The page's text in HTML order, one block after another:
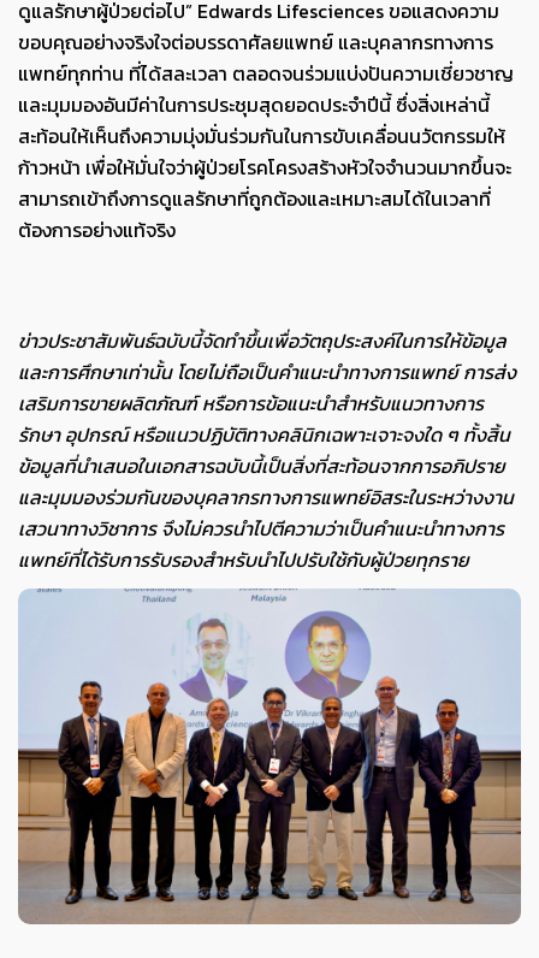
ดูแลรักษาผู้ป่วยต่อไป” Edwards Lifesciences ขอแสดงความ
ขอบคุณอย่างจริงใจต่อบรรดาศัลยแพทย์ และบุคลากรทางการ
แพทย์ทุกท่าน ที่ได้สละเวลา ตลอดจนร่วมแบ่งปันความเชี่ยวชาญ
และมุมมองอันมีค่าในการประชุมสุดยอดประจำปีนี้ ซึ่งสิ่งเหล่านี้
สะท้อนให้เห็นถึงความมุ่งมั่นร่วมกันในการขับเคลื่อนนวัตกรรมให้
ก้าวหน้า เพื่อให้มั่นใจว่าผู้ป่วยโรคโครงสร้างหัวใจจำนวนมากขึ้นจะ
สามารถเข้าถึงการดูแลรักษาที่ถูกต้องและเหมาะสมได้ในเวลาที่
ต้องการอย่างแท้จริง
ข่าวประชาสัมพันธ์ฉบับนี้จัดทำขึ้นเพื่อวัตถุประสงค์ในการให้ข้อมูล
และการศึกษาเท่านั้น โดยไม่ถือเป็นคำแนะนำทางการแพทย์ การส่ง
เสริมการขายผลิตภัณฑ์ หรือการข้อแนะนำสำหรับแนวทางการ
รักษา อุปกรณ์ หรือแนวปฏิบัติทางคลินิกเฉพาะเจาะจงใด ๆ ทั้งสิ้น
ข้อมูลที่นำเสนอในเอกสารฉบับนี้เป็นสิ่งที่สะท้อนจากการอภิปราย
และมุมมองร่วมกันของบุคลากรทางการแพทย์อิสระในระหว่างงาน
เสวนาทางวิชาการ จึงไม่ควรนำไปตีความว่าเป็นคำแนะนำทางการ
แพทย์ที่ได้รับการรับรองสำหรับนำไปปรับใช้กับผู้ป่วยทุกราย